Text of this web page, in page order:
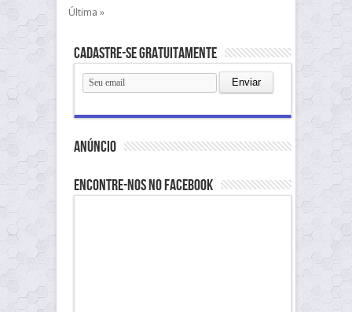
Última »
Cadastre-se gratuitamente
anúncio
Encontre-nos no Facebook